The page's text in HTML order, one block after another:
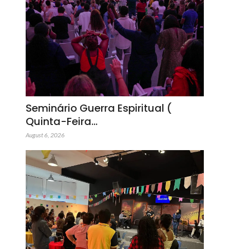
Seminário Guerra Espiritual (
Quinta-Feira…
August 6, 2026